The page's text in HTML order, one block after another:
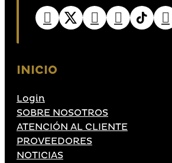
INICIO
Login
SOBRE NOSOTROS
ATENCIÓN AL CLIENTE
PROVEEDORES
NOTICIAS